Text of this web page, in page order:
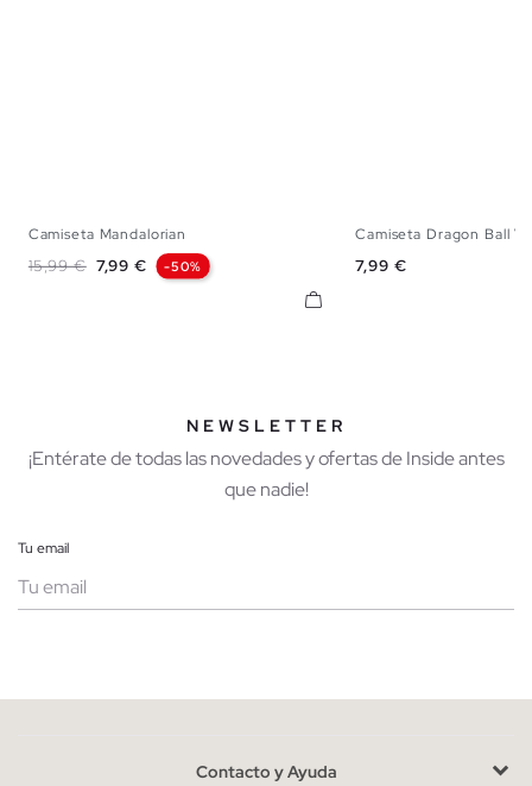
Camiseta Mandalorian
Precio base
15,99 € Precio
7,99 € -50%
Camiseta Dragon Ball
Precio
7,99 €
NEWSLETTER
¡Entérate de todas las novedades y ofertas de Inside antes
que nadie!
Tu email
He leído y entiendo lapolítica de privacidad
Contacto y Ayuda